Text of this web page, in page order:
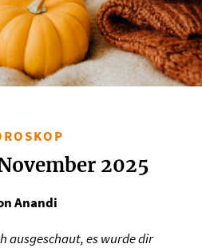
2025
Anandi
ausgeschaut, es wurde dir